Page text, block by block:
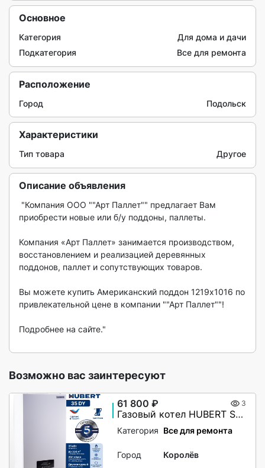
Основное
Категория
Для дома и дачи
Подкатегория
Все для ремонта
Расположение
Город Подольск
Характеристики
Тип товара Другое
Описание объявления
приобрести новые или б/у поддоны, паллеты.
Компания «Арт Паллет» занимается производством,
восстановлением и реализацией деревянных
поддонов, паллет и сопутствующих товаров.
Вы можете купить Американский поддон 1219х1016 по
привлекательной цене в компании ""Арт Паллет""!
Подробнее на сайте."
Возможно вас заинтересуют
61 800 ₽ 3
Газовый котел HUBERT Smart AGB 35DY настенный двухконтурный
Категория Все для ремонта
Город Королёв